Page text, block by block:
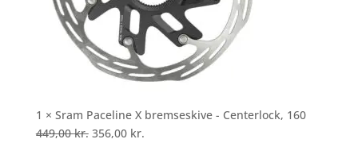
1 × Sram Paceline X bremseskive - Centerlock, 160
449,00kr. Den
356,00 kr.Den